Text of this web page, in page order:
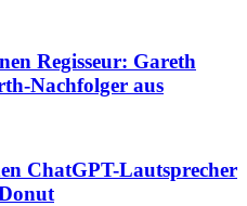
Regisseur: Gareth
Nachfolger aus
ChatGPT-Lautsprecher